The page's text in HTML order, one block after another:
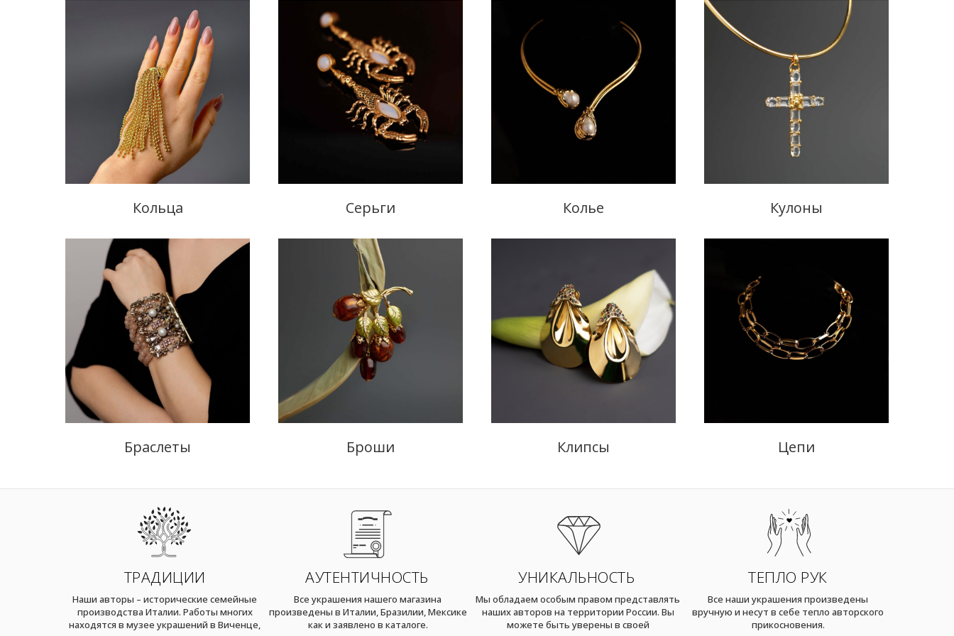
Кольца Серьги Колье Кулоны
Браслеты Броши Клипсы Цепи
ТРАДИЦИИ
Наши авторы – исторические семейные
производства Италии. Работы многих
находятся в музее украшений в Виченце,
АУТЕНТИЧНОСТЬ
Все украшения нашего магазина
произведены в Италии, Бразилии, Мексике
как и заявлено в каталоге.
УНИКАЛЬНОСТЬ
Мы обладаем особым правом представлять
наших авторов на территории России. Вы
можете быть уверены в своей
ТЕПЛО РУК
Все наши украшения произведены
вручную и несут в себе тепло авторского
прикосновения.